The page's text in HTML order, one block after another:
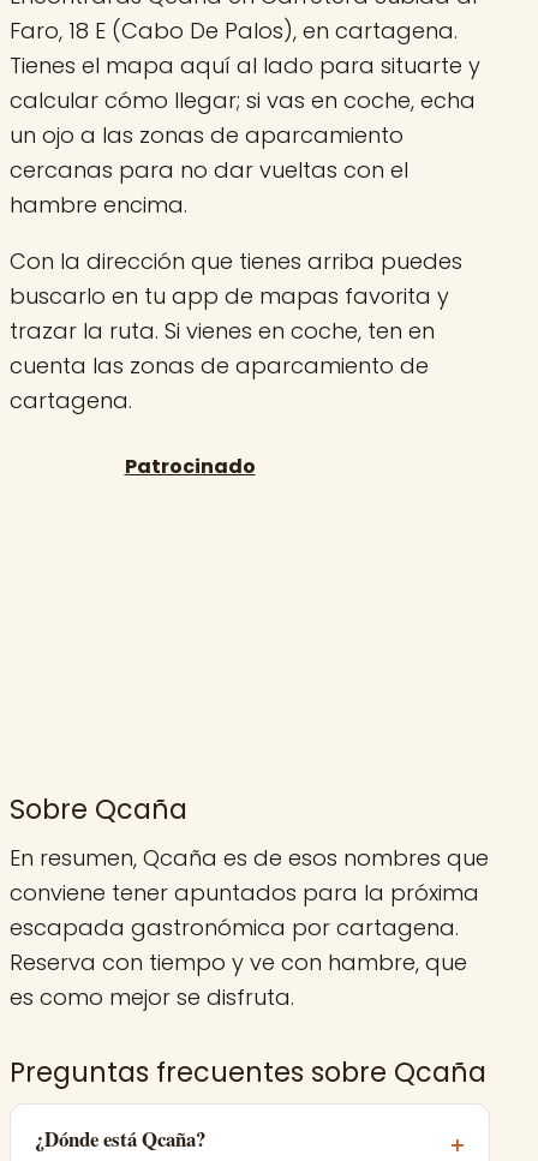
Faro, 18 E (Cabo De Palos), en cartagena.
Tienes el mapa aquí al lado para situarte y
calcular cómo llegar; si vas en coche, echa
un ojo a las zonas de aparcamiento
cercanas para no dar vueltas con el
hambre encima.
Con la dirección que tienes arriba puedes
buscarlo en tu app de mapas favorita y
trazar la ruta. Si vienes en coche, ten en
cuenta las zonas de aparcamiento de
cartagena.
Sobre Qcaña
En resumen, Qcaña es de esos nombres que
conviene tener apuntados para la próxima
escapada gastronómica por cartagena.
Reserva con tiempo y ve con hambre, que
es como mejor se disfruta.
Preguntas frecuentes sobre Qcaña
¿Dónde está Qcaña?